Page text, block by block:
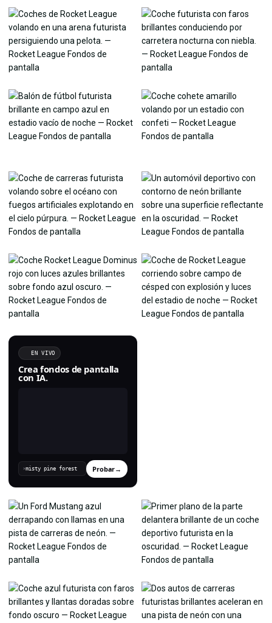
EN VIVO
Crea fondos de pantalla
con IA.
› Probar→